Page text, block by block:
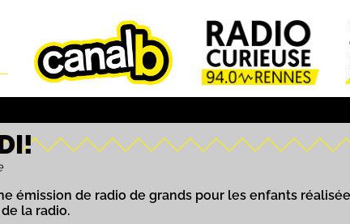
émission de radio de grands pour les enfants
la radio.